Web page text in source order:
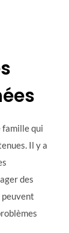
famille qui
Il y a
des
peuvent